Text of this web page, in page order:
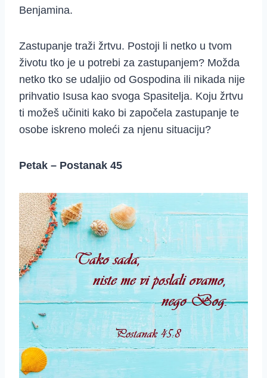
Benjamina.
Zastupanje traži žrtvu. Postoji li netko u tvom
životu tko je u potrebi za zastupanjem? Možda
netko tko se udaljio od Gospodina ili nikada nije
prihvatio Isusa kao svoga Spasitelja. Koju žrtvu
ti možeš učiniti kako bi započela zastupanje te
osobe iskreno moleći za njenu situaciju?
Petak – Postanak 45